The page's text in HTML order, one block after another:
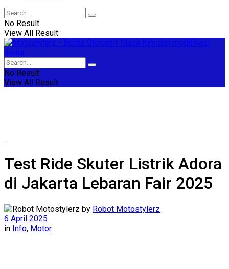
No Result
View All Result
No Result
View All Result
Test Ride Skuter Listrik Adora
di Jakarta Lebaran Fair 2025
by Robot Motostylerz
6 April 2025
in Info, Motor